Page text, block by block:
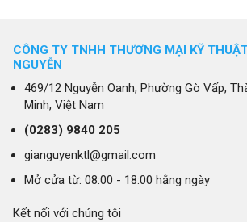
CÔNG TY TNHH THƯƠNG MẠI KỸ
NGUYỄN
469/12 Nguyễn Oanh, Phường Gò Vấp,
Minh, Việt Nam
(0283) 9840 205
gianguyenktl@gmail.com
Mở cửa từ: 08:00 - 18:00 hằng ngày
Kết nối với chúng tôi